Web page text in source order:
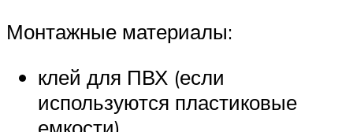
Монтажные материалы:
клей для ПВХ (если
используются пластиковые